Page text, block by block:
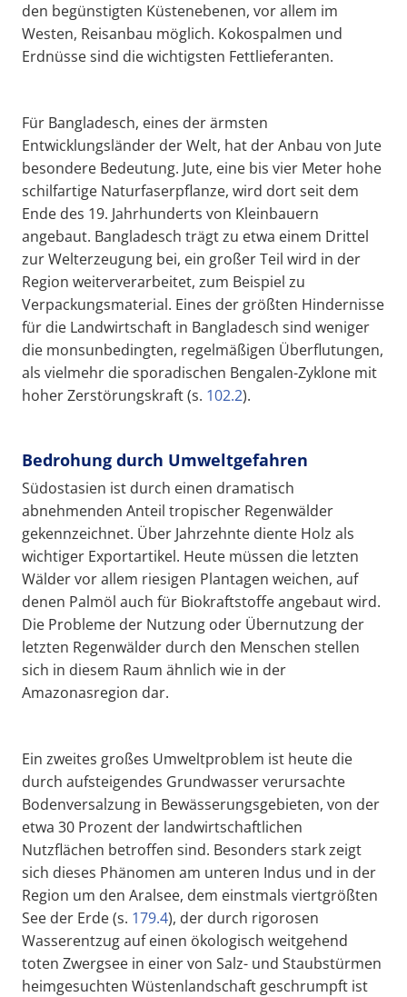
den begünstigten Küstenebenen, vor allem im
Westen, Reisanbau möglich. Kokospalmen und
Erdnüsse sind die wichtigsten Fettlieferanten.
Für Bangladesch, eines der ärmsten
Entwicklungsländer der Welt, hat der Anbau von Jute
besondere Bedeutung. Jute, eine bis vier Meter hohe
schilfartige Naturfaserpflanze, wird dort seit dem
Ende des 19. Jahrhunderts von Kleinbauern
angebaut. Bangladesch trägt zu etwa einem Drittel
zur Welterzeugung bei, ein großer Teil wird in der
Region weiterverarbeitet, zum Beispiel zu
Verpackungsmaterial. Eines der größten Hindernisse
für die Landwirtschaft in Bangladesch sind weniger
die monsunbedingten, regelmäßigen Überflutungen,
als vielmehr die sporadischen Bengalen-Zyklone mit
hoher Zerstörungskraft (s. 102.2).
Bedrohung durch Umweltgefahren
Südostasien ist durch einen dramatisch
abnehmenden Anteil tropischer Regenwälder
gekennzeichnet. Über Jahrzehnte diente Holz als
wichtiger Exportartikel. Heute müssen die letzten
Wälder vor allem riesigen Plantagen weichen, auf
denen Palmöl auch für Biokraftstoffe angebaut wird.
Die Probleme der Nutzung oder Übernutzung der
letzten Regenwälder durch den Menschen stellen
sich in diesem Raum ähnlich wie in der
Amazonasregion dar.
Ein zweites großes Umweltproblem ist heute die
durch aufsteigendes Grundwasser verursachte
Bodenversalzung in Bewässerungsgebieten, von der
etwa 30 Prozent der landwirtschaftlichen
Nutzflächen betroffen sind. Besonders stark zeigt
sich dieses Phänomen am unteren Indus und in der
Region um den Aralsee, dem einstmals viertgrößten
See der Erde (s. 179.4), der durch rigorosen
Wasserentzug auf einen ökologisch weitgehend
toten Zwergsee in einer von Salz- und Staubstürmen
heimgesuchten Wüstenlandschaft geschrumpft ist